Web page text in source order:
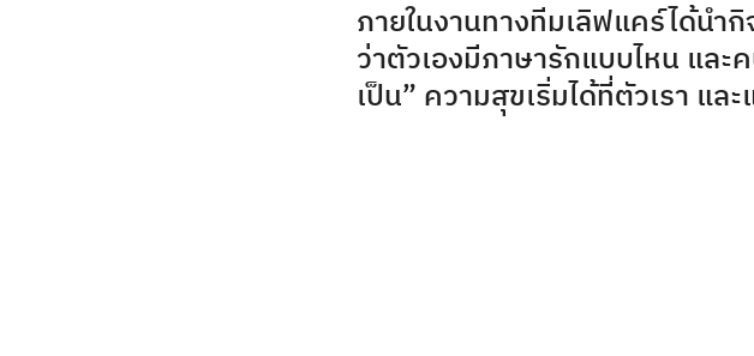
ภายในงานทางทีมเลิฟแคร์ได้นำ
ว่าตัวเองมีภาษารักแบบไหน และ
เป็น” ความสุขเริ่มได้ที่ตัวเรา แล